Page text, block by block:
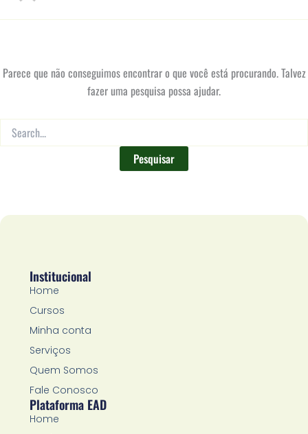
Parece que não conseguimos encontrar o que você está procurando. Talvez
fazer uma pesquisa possa ajudar.
Institucional
Home
Cursos
Minha conta
Serviços
Quem Somos
Fale Conosco
Plataforma EAD
Home